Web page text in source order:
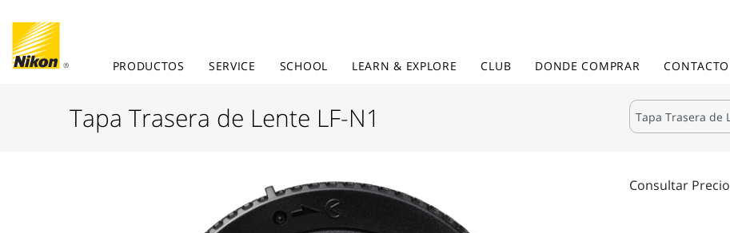
PRODUCTOS SERVICE SCHOOL LEARN & EXPLORE CLUB DONDE COMPRAR CONTACTO
Tapa Trasera de Lente LF-N1
Consultar Precio